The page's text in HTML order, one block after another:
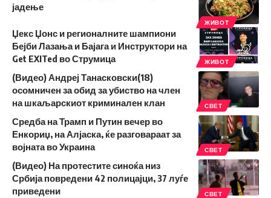
ЖИВОТ
јадење
ЖИВОТ
Џекс Џонс и регионалните шампиони
Бејби Лазања и Бајага и Инструктори на
Get EXITed во Струмица
СВЕТ
(Видео) Андреј Танасковски(18)
осомничен за обид за убиство на член
на шкаљарскиот криминален клан
СВЕТ
Средба на Трамп и Путин вечер во
Енкориџ, на Алјаска, ќе разговараат за
војната во Украина
СВЕТ
(Видео) На протестите синоќа низ
Србија повредени 42 полицајци, 37 луѓе
приведени